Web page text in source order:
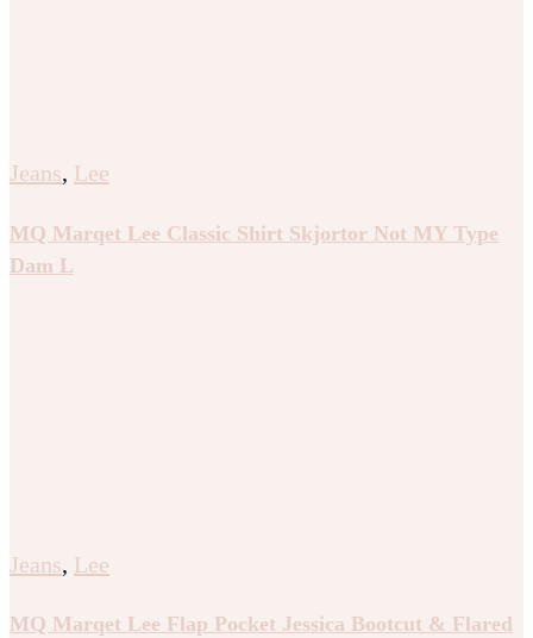
Jeans, Lee
MQ Marqet Lee Classic Shirt Skjortor Not MY Type
Dam L
Jeans, Lee
MQ Marqet Lee Flap Pocket Jessica Bootcut & Flared